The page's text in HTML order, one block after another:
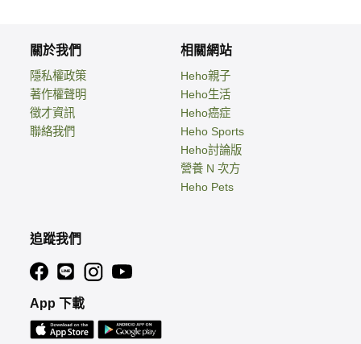
關於我們
隱私權政策
著作權聲明
徵才資訊
聯絡我們
相關網站
Heho親子
Heho生活
Heho癌症
Heho Sports
Heho討論版
營養 N 次方
Heho Pets
追蹤我們
App 下載